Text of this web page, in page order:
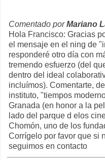
Comentado porMariano
Hola Francisco: Gracias
el mensaje en el ning de
responderé otro día con
tremendo esfuerzo (del
dentro del ideal
incluímos). Comentarte,
instituto, "tiempos
Granada (en honor a la
lado del parque d elos
Chomón, uno de los
Corrígelo por favor que si
seguimos en contacto